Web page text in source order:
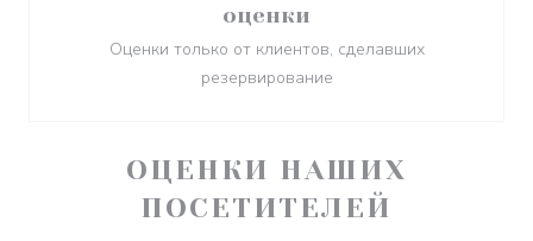
ОЦЕНКИ НАШИХ
ПОСЕТИТЕЛЕЙ
оценки
Оценки только от клиентов, сделавших
резервирование